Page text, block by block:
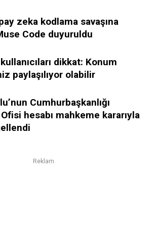
zeka kodlama savaşına
Code duyuruldu
dikkat: Konum
paylaşılıyor olabilir
Cumhurbaşkanlığı
Ofisi hesabı mahkeme kararıyla
Reklam